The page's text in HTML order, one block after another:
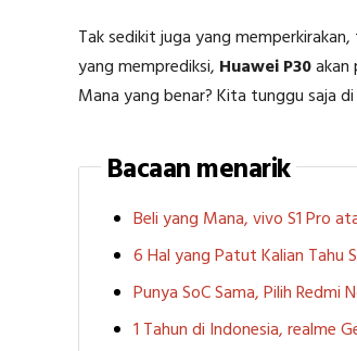
Tak sedikit juga yang
yang memprediksi, Huawei P30akan
Mana yang benar? Kita tunggu saja
Bacaan menarik
Beli yang Mana, vivo S1 Pro
6 Hal yang Patut Kalian Tahu
Punya SoC Sama, Pilih
1 Tahun di Indonesia, realme